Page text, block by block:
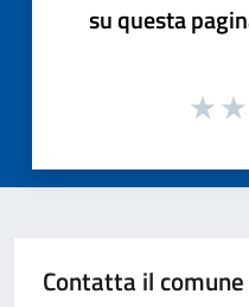
su questa
Contatta il comune